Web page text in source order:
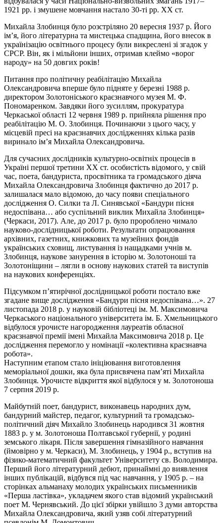
1921 рр. і змушене мовчання настало 30-ті рр. ХХ ст.
Михайла Злобинця було розстріляно 20 вересня 1937 р. Його
ім’я, його літературна та мистецька спадщина, його внесок в
українізацію освітнього процесу були викреслені зі згадок у
СРСР. Він, як і мільйони інших, отримав клеймо «ворог
народу» на 50 довгих років!
Питання про політичну реабілітацію Михайла
Олександровича вперше було підняте у березні 1988 р.
директором Золотоніського краєзнавчого музея М. Ф.
Пономаренком. Завдяки його зусиллям, прокуратура
Черкаської області 12 червня 1989 р. прийняла рішення про
реабілітацію М. О. Злобинця. Починаючи з цього часу, у
місцевій пресі на краєзнавчих дослідженнях кілька разів
виринало ім’я Михайла Олександровича.
Для сучасних дослідників культурно-освітніх процесів в
Україні першої третини ХХ ст. особистість відомого, у свій
час, поета, бандуриста, просвітника та громадського діяча
Михайла Олександровича Злобинця фактично до 2017 р.
залишалася мало відомою, до часу появи спеціального
дослідження О. Силки та Л. Синявської «Бандури пісня
недоспівана… або суспільний виклик Михайла Злобинця»
(Черкаси, 2017). Але, до 2017 р. було пророблено чимало
науково-дослідницької роботи. Результати опрацювання
архівних, газетних, книжкових та музейних фондів
українських сховищ, листування із нащадками учнів м.
Злобинця, наукове занурення в історію м. Золотоноші та
Золотоніщини – лягли в основу наукових статей та виступів
на наукових конференціях.
Підсумком п’ятирічної дослідницької роботи постало вже
згадане вище дослідження «Бандури пісня недоспівана…». 27
листопада 2018 р. у науковій бібліотеці ім. М. Максимовича
Черкаського національного університета ім. Б. Хмельницького
відбулося урочисте нагородження лауреатів обласної
краєзнавчої премії імені Михайла Максимовича 2018 р. Це
дослідження перемогло у номінації «колективна краєзнавча
робота».
Наступним етапом стало ініціювання виготовлення
меморіальної дошки, яка була присвячена пам’яті Михайла
Злобинця. Урочисте відкриття якої відбулося у м. Золотоноша
7 серпня 2019 р.
Майбутній поет, бандурист, виконавець народних дум,
бандурний майстер, педагог, культурний та громадсько-
політичний діяч Михайло Злобинець народився 31 жовтня
1883 р. у м. Золотоноша Полтавської губернії, у родині
земського лікаря. Після завершення гімназійного навчання
(ймовірно у м. Черкаси), М. Злобинець, у 1904 р., вступив на
фізико-математичний факультет Університету св. Володимира.
Перший його літературний дебют, принаймні до виявлення
інших публікацій, відбувся під час навчання, у 1905 р. – на
сторінках альманаху молодих українських письменників
«Перша ластівка», укладачем якого став відомий український
поет М. Чернявський. До цієї збірки увійшло 3 думи авторства
Михайла Олександровича, який узяв собі літературний